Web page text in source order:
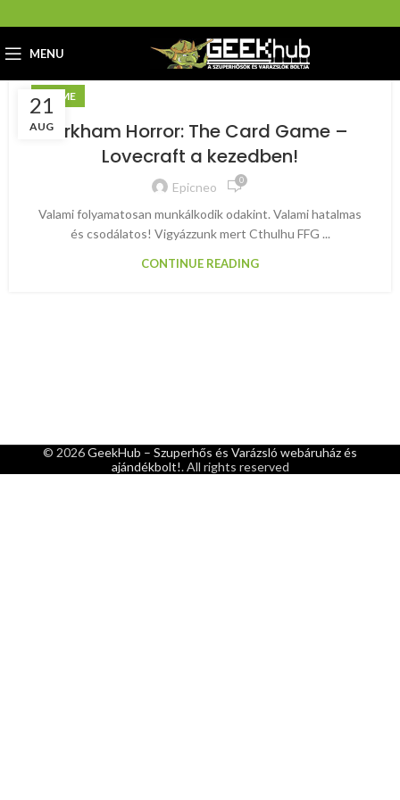
MENU
21
AUG
ANIME
Arkham Horror: The Card Game –
Lovecraft a kezedben!
Epicneo 0
Valami folyamatosan munkálkodik odakint. Valami hatalmas
és csodálatos! Vigyázzunk mert Cthulhu FFG ...
CONTINUE READING
© 2026GeekHub – Szuperhős és Varázsló webáruház és
ajándékbolt!. All rights reserved